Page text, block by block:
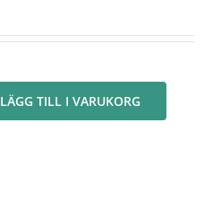
LÄGG TILL I VARUKORG